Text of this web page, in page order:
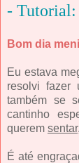
- Tutorial:
Bom dia
Eu estava
resolvi fazer
também se
cantinho
querem
É até